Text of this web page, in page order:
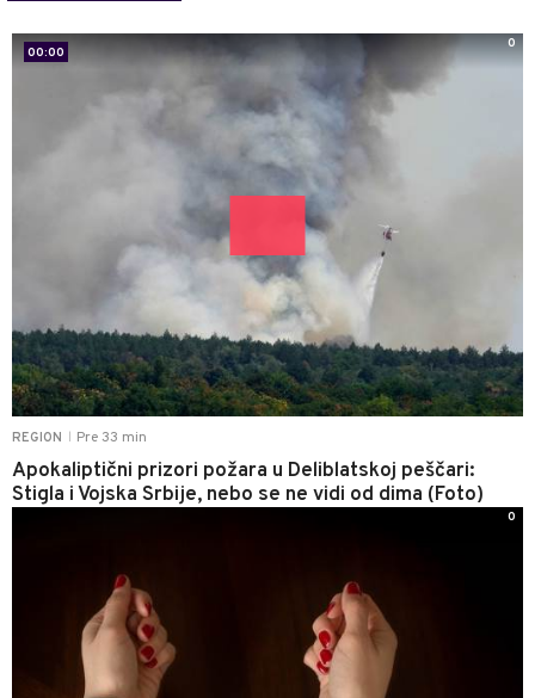
REGION Pre 33 min
Apokaliptični prizori požara u Deliblatskoj peščari:
Stigla i Vojska Srbije, nebo se ne vidi od dima (Foto)
00:00
0
0